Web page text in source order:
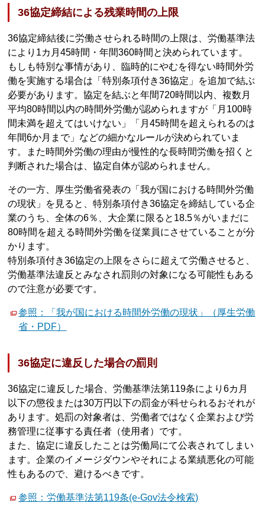
36協定締結による残業時間の上限
36協定締結後に労働させられる時間の上限は、労働基準法
により1カ月45時間・年間360時間と決められています。
もしも特別な事情があり、臨時的にやむを得ない時間外労
働を実施する場合は「特別条項付き36協定」を追加で結ぶ
必要があります。協定を結ぶと年間720時間以内、複数月
平均80時間以内の時間外労働が認められますが「月100時
間未満を超えてはいけない」「月45時間を超えられるのは
年間6か月まで」などの細かなルールが決められていま
す。また時間外労働の理由が慢性的な長時間労働を招くと
判断された場合は、協定自体が認められません。
その一方、厚生労働省発表の「我が国における時間外労働
の現状」を見ると、特別条項付き36協定を締結している企
業のうち、全体の6％、大企業に限ると18.5％がいまだに
80時間を超える時間外労働を従業員にさせていることが分
かります。
特別条項付き36協定の上限をさらに超えて労働させると、
労働基準法違反とみなされ罰則の対象になる可能性もある
ので注意が必要です。
参照：「我が国における時間外労働の現状」（厚生労働
省・PDF）
36協定に違反した場合の罰則
36協定に違反した場合、労働基準法第119条により6カ月
以下の懲役または30万円以下の罰金が科せられるおそれが
あります。処罰の対象者は、労働者ではなく企業および労
務管理に従事する責任者（使用者）です。
また、協定に違反したことは労働局にて公表されてしまい
ます。企業のイメージダウンやそれによる業績悪化の可能
性もあるので、避けるべきです。
参照：労働基準法第119条(e-Gov法令検索)